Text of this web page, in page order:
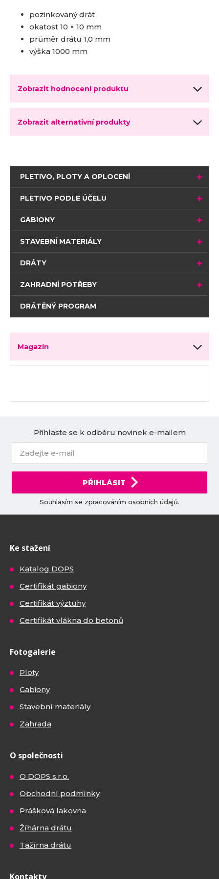
pozinkovaný drát
okatost 10 × 10 mm
průměr drátu 1,0 mm
výška 1000 mm
Zobrazit hodnocení produktu
Zobrazit alternativní produkty
PLETIVO, PLOTY A OPLOCENÍ
PLETIVO PODLE ÚČELU
GABIONY
STAVEBNÍ MATERIÁLY
DRÁTY
ZAHRADNÍ POTŘEBY
DRÁTĚNÝ PROGRAM
Magazín
Přihlaste se k odběru novinek e-mailem
PŘIHLÁSIT
Souhlasím se zpracováním osobních údajů.
Ke stažení
Katalog DOPS
Certifikát gabiony
Certifikát výztuhy
Certifikát vlákna do betonů
Fotogalerie
Ploty
Gabiony
Stavební materiály
Zahrada
O společnosti
O DOPS s.r.o.
Obchodní podmínky
Prášková lakovna
Žíhárna drátu
Tažírna drátu
Kontakty